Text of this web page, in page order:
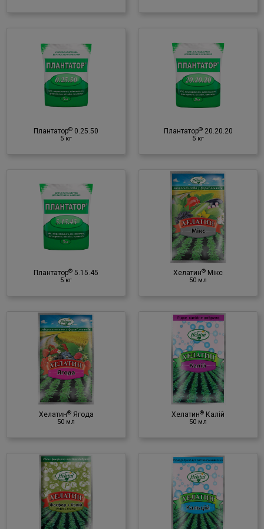
Плантатор® 0.25.50
5 кг
Плантатор®20.20.20
5 кг
5 кг
Мінеральне добриво
♦ NPK
♦ мікроелементи
♦ фітогормони
♦ вітаміни
Плантатор® 5.15.45
5 кг
Хелатин® Мікс
50 мл
Хелатин Мікс
50 мл
Мінеральне добриво
♦ NPK
(в хелатній формі)
Хелатин®Ягода
50 мл
Хелатин® Калій
50 мл
Хелатин ®Калій
50 мл
Мінеральне добриво
♦ калій (K)
Хелатин®Кальцій
50 мл
Мінеральне добриво